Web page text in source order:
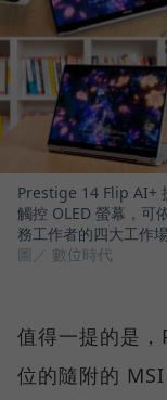
Prestige 14 Flip AI+
觸控 OLED 螢幕，可
務工作者的四大工作場
圖／ 數位時代
值得一提的是
位的隨附的